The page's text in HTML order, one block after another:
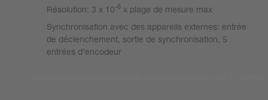
Résolution: 3 x 10-6 x plage de mesure max
Synchronisation avec des appareils externes: entrée
de déclenchement, sortie de synchronisation, 5
entrées d’encodeur